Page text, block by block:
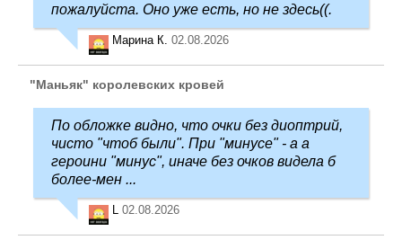
пожалуйста. Оно уже есть, но не здесь((.
Марина К. 02.08.2026
"Маньяк" королевских кровей
По обложке видно, что очки без диоптрий,
чисто "чтоб были". При "минусе" - а а
героини "минус", иначе без очков видела б
более-мен ...
L 02.08.2026